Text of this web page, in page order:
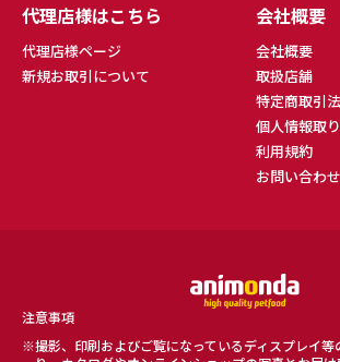
代理店様はこちら
代理店様ページ
新規お取引について
会社概要
会社概要
取扱店舗
特定商取引
個人情報取
利用規約
お問い合わせ
注意事項
撮影、印刷およびご覧になっているディスプレイ等